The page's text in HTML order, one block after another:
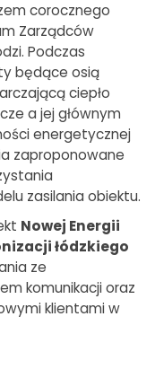
corocznego
Zarządców
Podczas
będące osią
ciepło
a jej głównym
energetycznej
zaproponowane
zasilania obiektu.
Nowej Energii
łódzkiego
ze
komunikacji oraz
klientami w